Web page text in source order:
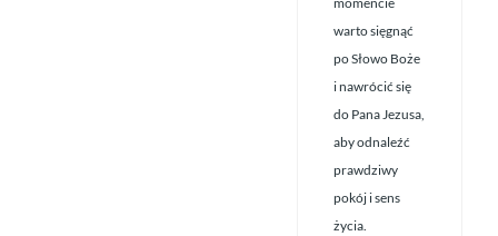
warto sięgnąć
po Słowo Boże
i nawrócić się
do Pana Jezusa,
aby odnaleźć
prawdziwy
pokój i sens
życia.